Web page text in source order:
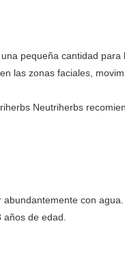
pequeña cantidad para
las zonas faciales,
Neutriherbs
con agua.
de edad.